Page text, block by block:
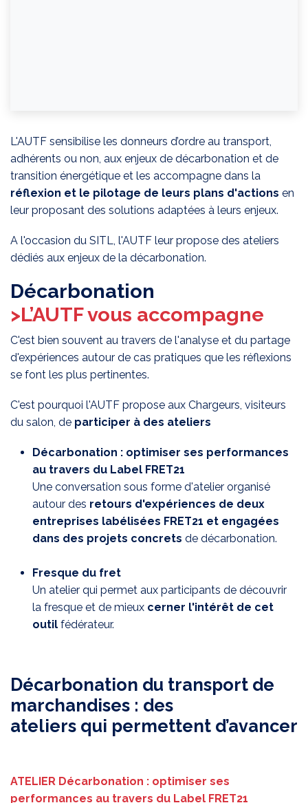
L'AUTF sensibilise les donneurs d’ordre au transport,
adhérents ou non, aux enjeux de décarbonation et de
transition énergétique et les accompagne dans la
réflexion et le pilotage de leurs plans d'actions en
leur proposant des solutions adaptées à leurs enjeux.
A l'occasion du SITL, l'AUTF leur propose des ateliers
dédiés aux enjeux de la décarbonation.
Décarbonation
>L’AUTF vous accompagne
C'est bien souvent au travers de l'analyse et du partage
d'expériences autour de cas pratiques que les réflexions
se font les plus pertinentes.
C'est pourquoi l'AUTF propose aux Chargeurs, visiteurs
du salon, de participer à des ateliers
Décarbonation : optimiser ses performances
au travers du Label FRET21
Une conversation sous forme d'atelier organisé
autour des retours d'expériences de deux
entreprises labélisées FRET21 et engagées
dans des projets concrets de décarbonation.
Fresque du fret
Un atelier qui permet aux participants de découvrir
la fresque et de mieux cerner l'intérêt de cet
outil fédérateur.
Décarbonation du transport de
marchandises : des
ateliers qui permettent d’avancer
ATELIER Décarbonation : optimiser ses
performances au travers du Label FRET21